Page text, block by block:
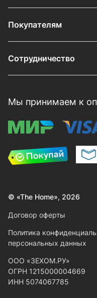
Покупателям
Сотрудничество
Мы принимаем к
© «The Home», 2026
Договор оферты
Политика
персональных данных
ООО «ЗЕХОМ.РУ»
ОГРН 1215000004669
ИНН 5074067785